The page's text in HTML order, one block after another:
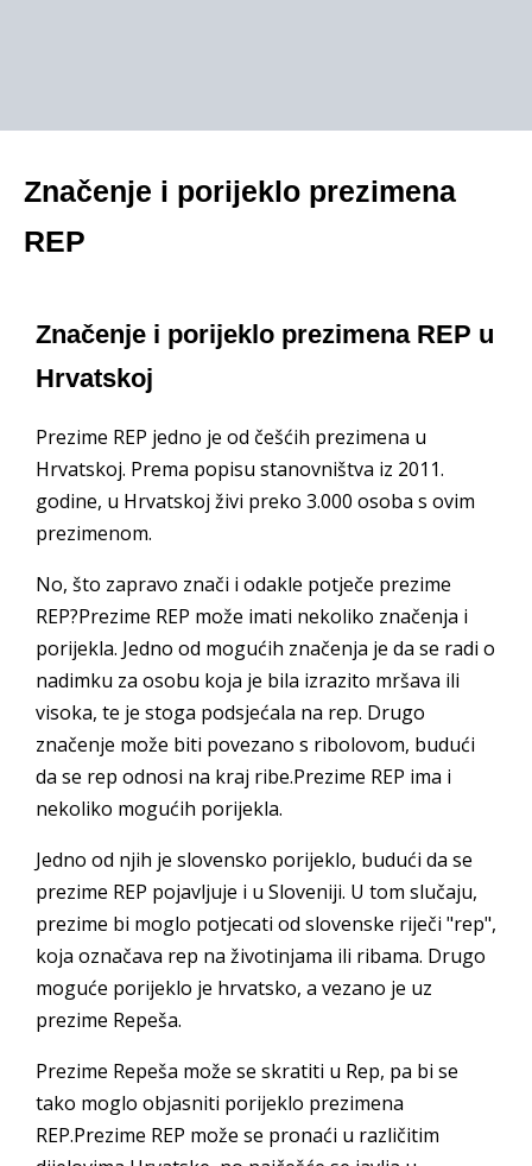
Značenje i porijeklo prezimena
REP
Značenje i porijeklo prezimena REP u
Hrvatskoj
Prezime REP jedno je od češćih prezimena u
Hrvatskoj. Prema popisu stanovništva iz 2011.
godine, u Hrvatskoj živi preko 3.000 osoba s ovim
prezimenom.
No, što zapravo znači i odakle potječe prezime
REP?Prezime REP može imati nekoliko značenja i
porijekla. Jedno od mogućih značenja je da se radi o
nadimku za osobu koja je bila izrazito mršava ili
visoka, te je stoga podsjećala na rep. Drugo
značenje može biti povezano s ribolovom, budući
da se rep odnosi na kraj ribe.Prezime REP ima i
nekoliko mogućih porijekla.
Jedno od njih je slovensko porijeklo, budući da se
prezime REP pojavljuje i u Sloveniji. U tom slučaju,
prezime bi moglo potjecati od slovenske riječi "rep",
koja označava rep na životinjama ili ribama. Drugo
moguće porijeklo je hrvatsko, a vezano je uz
prezime Repeša.
Prezime Repeša može se skratiti u Rep, pa bi se
tako moglo objasniti porijeklo prezimena
REP.Prezime REP može se pronaći u različitim